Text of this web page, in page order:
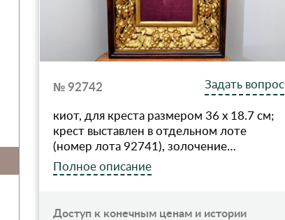
№ 92742
Задать вопрос
киот, для креста размером 36 x 18.7 см;
крест выставлен в отдельном лоте
(номер лота 92741), золочение…
Полное описание
Доступ к конечным ценам и истории